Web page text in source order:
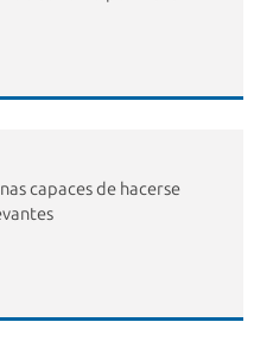
capaces de hacerse